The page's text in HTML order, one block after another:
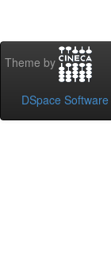
Theme by
DSpace Software